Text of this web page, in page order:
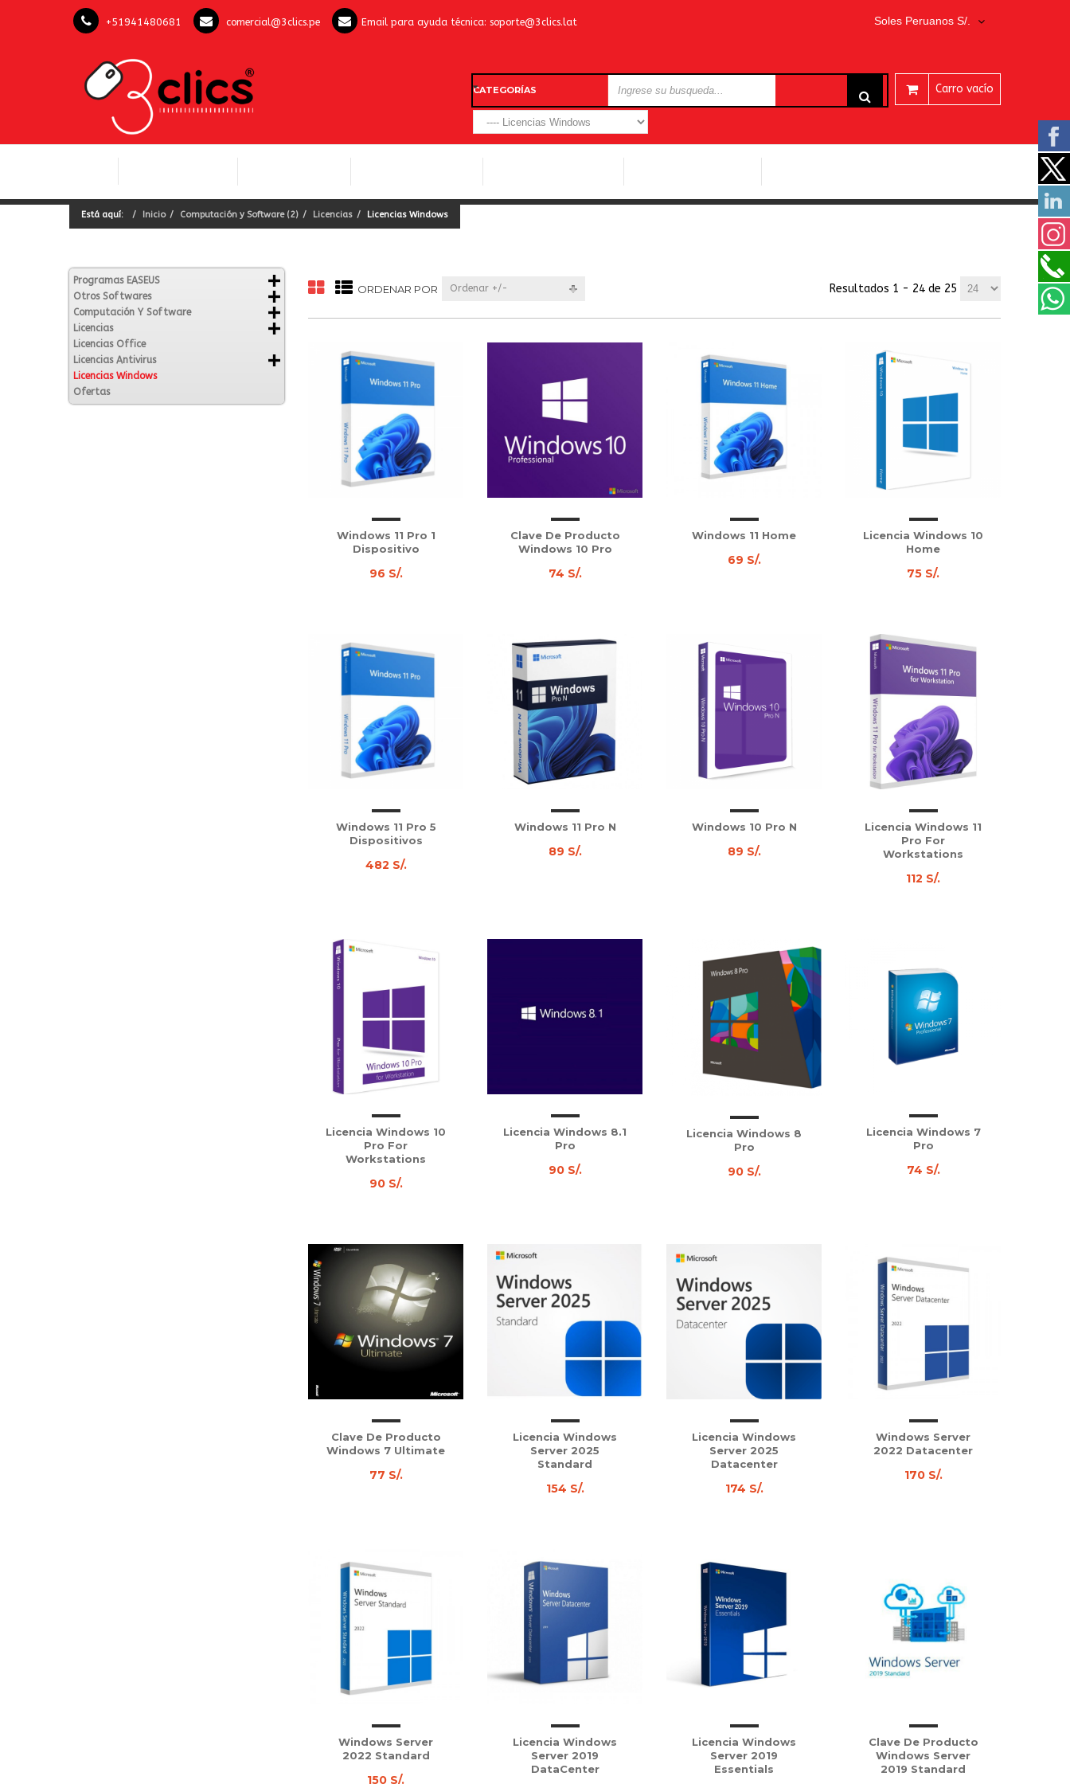
+51941480681 comercial@3clics.pe Email para ayuda técnica: soporte@3clics.lat Soles Peruanos S/.
Carro vacío
CATEGORÍAS
Está aquí: Inicio Computación y Software (2) Licencias Licencias Windows
Programas EASEUS
Otros Softwares
Computación Y Software
Licencias
Licencias Office
Licencias Antivirus
Licencias Windows
Ofertas
ORDENAR POR Ordenar +/- Resultados 1 - 24 de 25
Windows 11 Pro 1
Dispositivo
96 S/.
Clave De Producto
Windows 10 Pro
74 S/.
Windows 11 Home
69 S/.
Licencia Windows 10
Home
75 S/.
Windows 11 Pro 5
Dispositivos
482 S/.
Windows 11 Pro N
89 S/.
Windows 10 Pro N
89 S/.
Licencia Windows 11
Pro For
Workstations
112 S/.
Licencia Windows 10
Pro For
Workstations
90 S/.
Licencia Windows 8.1
Pro
90 S/.
Licencia Windows 8
Pro
90 S/.
Licencia Windows 7
Pro
74 S/.
Clave De Producto
Windows 7 Ultimate
77 S/.
Licencia Windows
Server 2025
Standard
154 S/.
Licencia Windows
Server 2025
Datacenter
174 S/.
Windows Server
2022 Datacenter
170 S/.
Windows Server
2022 Standard
150 S/.
Licencia Windows
Server 2019
DataCenter
Licencia Windows
Server 2019
Essentials
Clave De Producto
Windows Server
2019 Standard